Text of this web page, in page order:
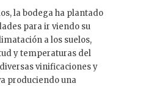
la bodega ha plantado
para ir viendo su
a los suelos,
y temperaturas del
vinificaciones y
produciendo una